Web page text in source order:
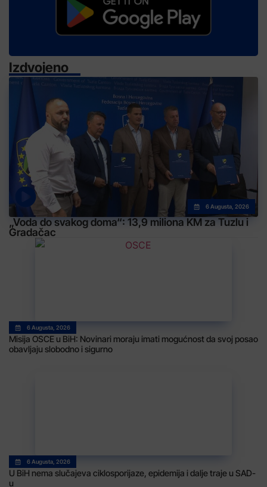
Izdvojeno
6 Augusta, 2026
„Voda do svakog doma“: 13,9 miliona KM za Tuzlu i
Gradačac
6 Augusta, 2026
Misija OSCE u BiH: Novinari moraju imati mogućnost da svoj posao
obavljaju slobodno i sigurno
6 Augusta, 2026
U BiH nema slučajeva ciklosporijaze, epidemija i dalje traje u SAD-
u